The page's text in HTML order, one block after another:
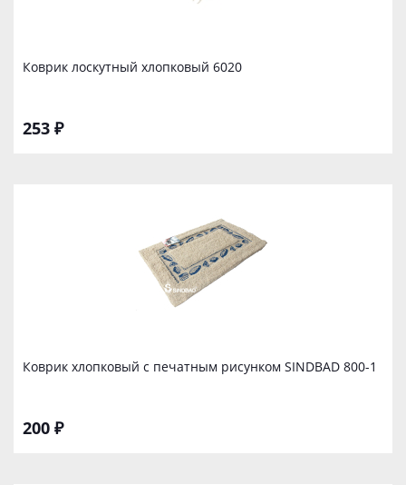
Коврик лоскутный хлопковый 6020
253 ₽
Коврик хлопковый с печатным рисунком SINDBAD 800-1
200 ₽